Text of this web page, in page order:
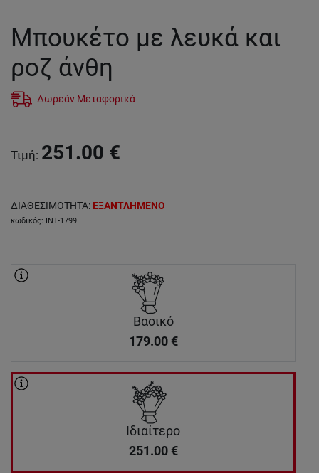
Μπουκέτο με λευκά και
ροζ άνθη
Δωρεάν Μεταφορικά
Τιμή: 251.00 €
ΔΙΑΘΕΣΙΜΟΤΗΤΑ: ΕΞΑΝΤΛΗΜΕΝΟ
κωδικός: INT-1799
Βασικό
179.00 €
Ιδιαίτερο
251.00 €